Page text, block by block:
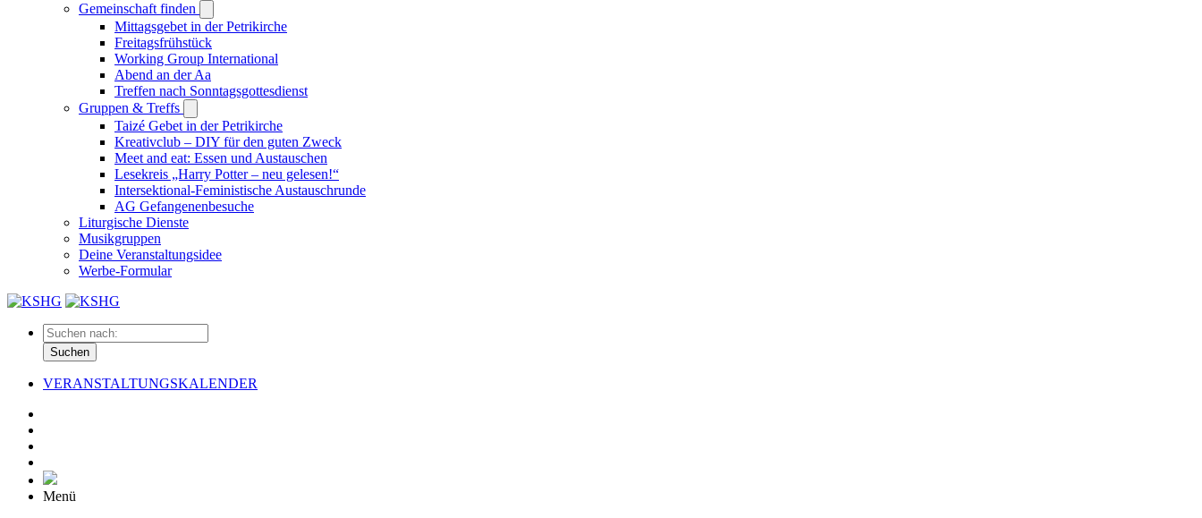
Gemeinschaft finden
Mittagsgebet in der Petrikirche
Freitagsfrühstück
Working Group International
Abend an der Aa
Treffen nach Sonntagsgottesdienst
Gruppen & Treffs
Taizé Gebet in der Petrikirche
Kreativclub – DIY für den guten Zweck
Meet and eat: Essen und Austauschen
Lesekreis „Harry Potter – neu gelesen!“
Intersektional-Feministische Austauschrunde
AG Gefangenenbesuche
Liturgische Dienste
Musikgruppen
Deine Veranstaltungsidee
Werbe-Formular
Suchen
VERANSTALTUNGSKALENDER
Menü